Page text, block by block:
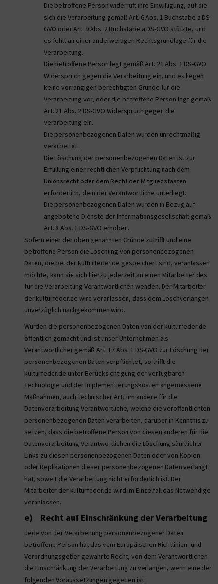
Die betroffene Person widerruft ihre Einwilligung, auf die
sich die Verarbeitung gemäß Art. 6 Abs. 1 Buchstabe a DS-
GVO oder Art. 9 Abs. 2 Buchstabe a DS-GVO stützte, und
es fehlt an einer anderweitigen Rechtsgrundlage für die
Verarbeitung.
Die betroffene Person legt gemäß Art. 21 Abs. 1 DS-GVO
Widerspruch gegen die Verarbeitung ein, und es liegen
keine vorrangigen berechtigten Gründe für die
Verarbeitung vor, oder die betroffene Person legt gemäß
Art. 21 Abs. 2 DS-GVO Widerspruch gegen die
Verarbeitung ein.
Die personenbezogenen Daten wurden unrechtmäßig
verarbeitet.
Die Löschung der personenbezogenen Daten ist zur
Erfüllung einer rechtlichen Verpflichtung nach dem
Unionsrecht oder dem Recht der Mitgliedstaaten
erforderlich, dem der Verantwortliche unterliegt.
Die personenbezogenen Daten wurden in Bezug auf
angebotene Dienste der Informationsgesellschaft gemäß
Art. 8 Abs. 1 DS-GVO erhoben.
Sofern einer der oben genannten Gründe zutrifft und eine
betroffene Person die Löschung von personenbezogenen
Daten, die bei der kulturfeder.de gespeichert sind, veranlassen
möchte, kann sie sich hierzu jederzeit an einen Mitarbeiter des
für die Verarbeitung Verantwortlichen wenden. Der Mitarbeiter
der kulturfeder.de wird veranlassen, dass dem Löschverlangen
unverzüglich nachgekommen wird.
Wurden die personenbezogenen Daten von der kulturfeder.de
öffentlich gemacht und ist unser Unternehmen als
Verantwortlicher gemäß Art. 17 Abs. 1 DS-GVO zur Löschung der
personenbezogenen Daten verpflichtet, so trifft die
kulturfeder.de unter Berücksichtigung der verfügbaren
Technologie und der Implementierungskosten angemessene
Maßnahmen, auch technischer Art, um andere für die
Datenverarbeitung Verantwortliche, welche die veröffentlichten
personenbezogenen Daten verarbeiten, darüber in Kenntnis zu
setzen, dass die betroffene Person von diesen anderen für die
Datenverarbeitung Verantwortlichen die Löschung sämtlicher
Links zu diesen personenbezogenen Daten oder von Kopien
oder Replikationen dieser personenbezogenen Daten verlangt
hat, soweit die Verarbeitung nicht erforderlich ist. Der
Mitarbeiter der kulturfeder.de wird im Einzelfall das Notwendige
veranlassen.
e) Recht auf Einschränkung der Verarbeitung
Jede von der Verarbeitung personenbezogener Daten
betroffene Person hat das vom Europäischen Richtlinien- und
Verordnungsgeber gewährte Recht, von dem Verantwortlichen
die Einschränkung der Verarbeitung zu verlangen, wenn eine der
folgenden Voraussetzungen gegeben ist: